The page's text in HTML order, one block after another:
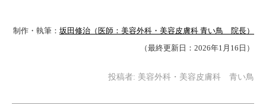
制作・執筆： 坂田修治（医師：美容外科・美容皮膚科 青い鳥 院長）
（最終更新日：2026年1月16日）
投稿者: 美容外科・美容皮膚科 青い鳥